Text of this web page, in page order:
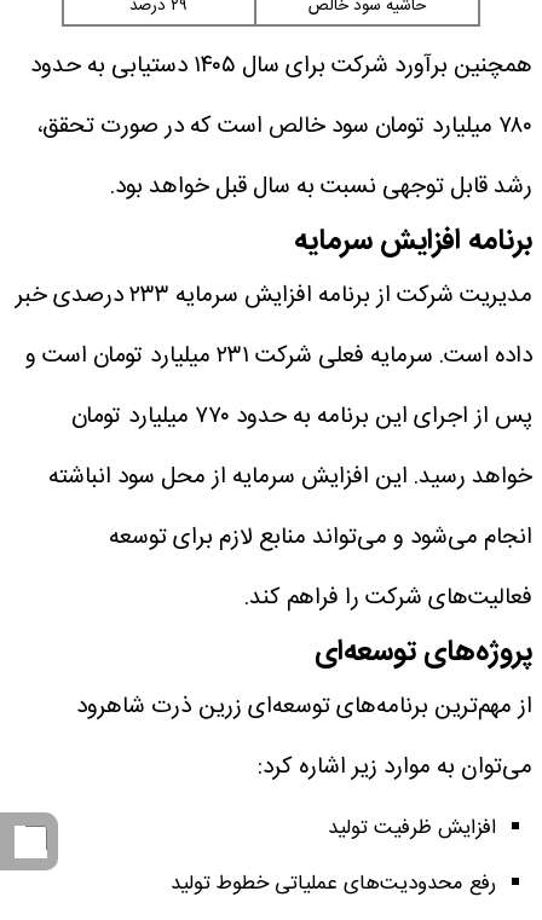
حاشیه سود خالص
۲۹ درصد
همچنین برآورد شرکت برای سال ۱۴۰۵ دستیابی به حدود
۷۸۰ میلیارد تومان سود خالص است که در صورت تحقق،
رشد قابل توجهی نسبت به سال قبل خواهد بود.
برنامه افزایش سرمایه
مدیریت شرکت از برنامه افزایش سرمایه ۲۳۳ درصدی خبر
داده است.
سرمایه فعلی شرکت ۲۳۱ میلیارد تومان است و
پس از اجرای این برنامه به حدود ۷۷۰ میلیارد تومان
خواهد رسید. این افزایش سرمایه از محل سود انباشته
انجام می‌شود و می‌تواند منابع لازم برای توسعه
فعالیت‌های شرکت را فراهم کند.
پروژه‌های توسعه‌ای
از مهم‌ترین برنامه‌های توسعه‌ای زرین ذرت شاهرود
می‌توان به موارد زیر اشاره کرد:
افزایش ظرفیت تولید
رفع محدودیت‌های عملیاتی خطوط تولید